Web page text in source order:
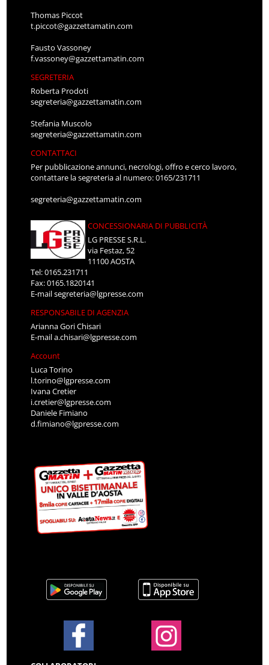
Thomas Piccot
t.piccot@gazzettamatin.com
Fausto Vassoney
f.vassoney@gazzettamatin.com
SEGRETERIA
Roberta Prodoti
segreteria@gazzettamatin.com
Stefania Muscolo
segreteria@gazzettamatin.com
CONTATTACI
Per pubblicazione annunci, necrologi, offro e cerco lavoro,
contattare la segreteria al numero: 0165/231711
segreteria@gazzettamatin.com
CONCESSIONARIA DI PUBBLICITÀ
LG PRESSE S.R.L.
via Festaz, 52
11100 AOSTA
Tel: 0165.231711
Fax: 0165.1820141
E-mailsegreteria@lgpresse.com
RESPONSABILE DI AGENZIA
Arianna Gori Chisari
E-maila.chisari@lgpresse.com
Account
Luca Torino
l.torino@lgpresse.com
Ivana Cretier
i.cretier@lgpresse.com
Daniele Fimiano
d.fimiano@lgpresse.com